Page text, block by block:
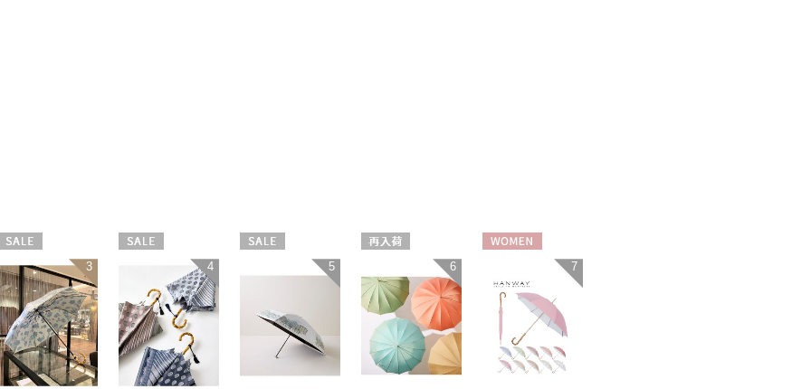
3 4
WOMEN
5
WOMEN
6 7